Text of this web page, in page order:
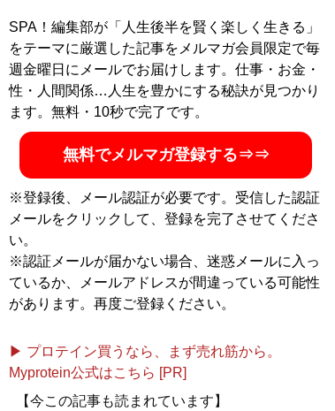
SPA！編集部が「人生後半を賢く楽しく生きる」
をテーマに厳選した記事をメルマガ会員限定で毎
週金曜日にメールでお届けします。仕事・お金・
性・人間関係…人生を豊かにする秘訣が見つかり
ます。無料・10秒で完了です。
無料でメルマガ登録する⇒⇒
※登録後、メール認証が必要です。受信した認証
メールをクリックして、登録を完了させてくださ
い。
※認証メールが届かない場合、迷惑メールに入っ
ているか、メールアドレスが間違っている可能性
があります。再度ご登録ください。
▶ プロテイン買うなら、まず売れ筋から。
Myprotein公式はこちら [PR]
【今この記事も読まれています】